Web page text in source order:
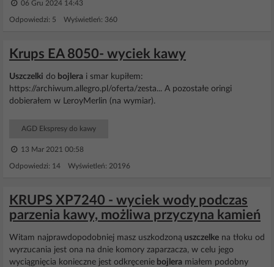
06 Gru 2024 14:43
Odpowiedzi: 5 Wyświetleń: 360
Krups EA 8050- wyciek kawy
Uszczelki do bojlera i smar kupiłem:
https://archiwum.allegro.pl/oferta/zesta... A pozostałe oringi
dobierałem w LeroyMerlin (na wymiar).
AGD Ekspresy do kawy
13 Mar 2021 00:58
Odpowiedzi: 14 Wyświetleń: 20196
KRUPS XP7240 - wyciek wody podczas
parzenia kawy, możliwa przyczyna kamień
Witam najprawdopodobniej masz uszkodzoną uszczelke na tłoku od
wyrzucania jest ona na dnie komory zaparzacza, w celu jego
wyciągnięcia konieczne jest odkręcenie bojlera miałem podobny